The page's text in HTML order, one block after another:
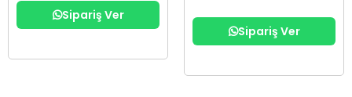
Sipariş Ver
Sipariş Ver